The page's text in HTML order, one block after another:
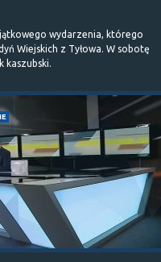
wydarzenia, którego
Wiejskich z Tyłowa. W sobotę
kaszubski.